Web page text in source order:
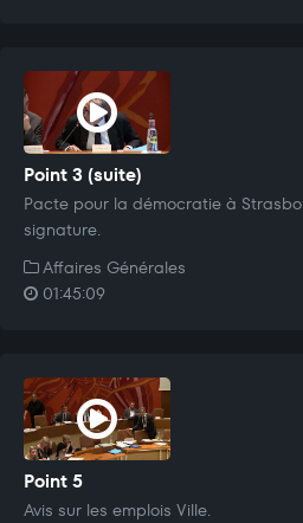
Point 3 (suite)
Pacte pour la démocratie à
signature.
Affaires Générales
01:45:09
Point 5
Avis sur les emplois Ville.